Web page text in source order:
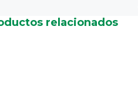
relacionados